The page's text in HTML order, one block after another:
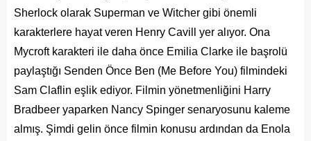
Sherlock olarak Superman ve Witcher gibi önemli
karakterlere hayat veren Henry Cavill yer alıyor. Ona
Mycroft karakteri ile daha önce Emilia Clarke ile başrolü
paylaştığı Senden Önce Ben (Me Before You) filmindeki
Sam Claflin eşlik ediyor. Filmin yönetmenliğini Harry
Bradbeer yaparken Nancy Spinger senaryosunu kaleme
almış. Şimdi gelin önce filmin konusu ardından da Enola